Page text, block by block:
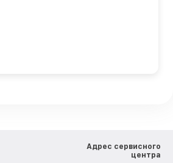
Адрес сервисного
центра